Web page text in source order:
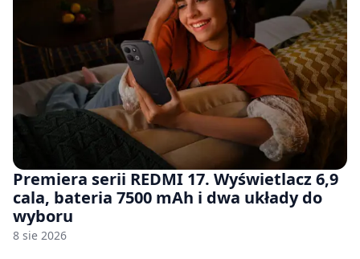
Premiera serii REDMI 17. Wyświetlacz 6,9
cala, bateria 7500 mAh i dwa układy do
wyboru
8 sie 2026